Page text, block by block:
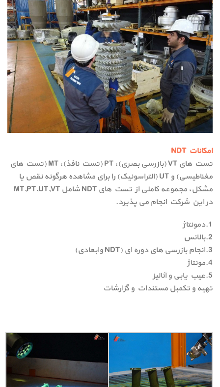
امکانات NDT
تست های VT (بازرسی بصری)، PT (تست نافذ)، MT (تست های
مغناطیسی) و UT (التراسونیک) را برای مشاهده هرگونه نقص یا
مشکل، مجموعه کاملی از تست های NDT شامل MT,PT,UT,VT
در این شرکت انجام می پذیرد.
1.دمونتاژ
2.بالانس
3.انجام بازرسی های دوره ای (NDT وابعادی)
4.مونتاژ
5.عیب یابی و آنالیز
تهیه و تکمبل مستندات و گزارشات